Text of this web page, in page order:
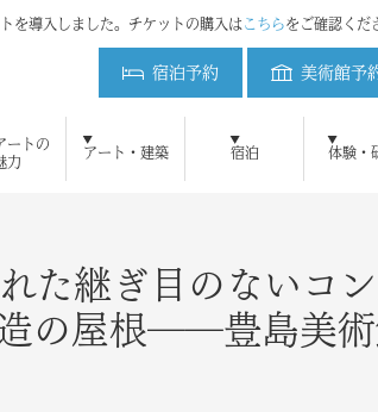
を導入しました。チケットの購入は こちらをご確認くだ
宿泊予約 美術館予
てご来島の方へ
ートの
力ッセアートサイト直島とは
アート・建築
ト・建築をみる
宿泊
セハウス
体験・
研修・教育プログラム 直島コメ
ブログ 直島新美術館特設サイト
ィアの方へ プレスリリース プレスキット
ある質問 お問い合わせ 採用情報
た継ぎ目のないコ
の屋根――豊島美